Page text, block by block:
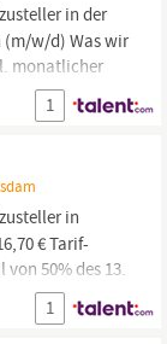
in der
(m/w/d) Was wir
monatlicher
im
Vollzeit
1
in
€ Tarif-
50% des 13.
Bis zu
unbefristet /
1